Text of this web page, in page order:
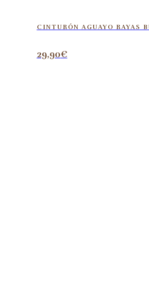
CINTURÓN AGUAYO RAYAS
29,90€